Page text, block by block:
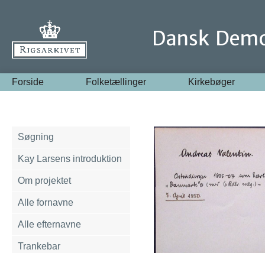
Forside Folketællinger Kirkebøger
Søgning
Kay Larsens introduktion
Om projektet
Alle fornavne
Alle efternavne
Trankebar